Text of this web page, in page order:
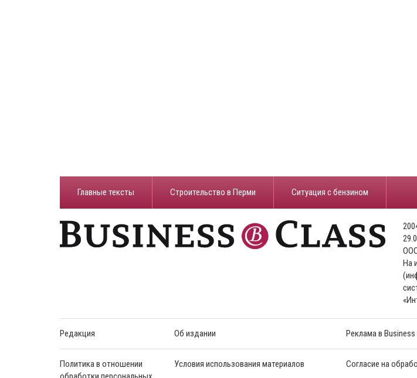
Главные тексты Строительство в Перми ​Ситуация с бензином
На
Редакция Об издании Реклама в Business
Политика в отношении
Условия использования материалов Согласие на